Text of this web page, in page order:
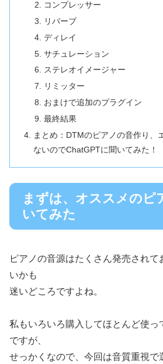
コンプレッサー
リバーブ
ディレイ
サチュレーション
ステレオイメージャー
リミッター
おまけで追加のプラグイン
最終結果
まとめ：DTMのピアノの音作り、
ないのでChatGPTに聞いてみた！
まずは、オススメのピ
いてみた
ピアノの音源はたくさん発売されて
いかも
迷いどころですよね。
私もいろいろ購入してほとんど使っ
ですが、
せっかくなので、今回は音質重視で